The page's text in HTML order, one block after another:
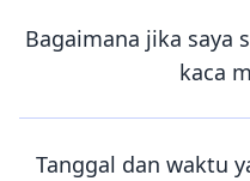
Bagaimana jika saya
kaca
Tanggal dan waktu